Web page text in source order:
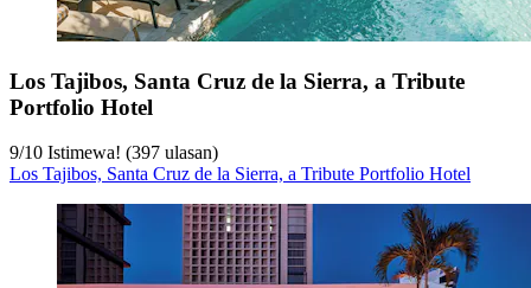
Los Tajibos, Santa Cruz de la Sierra, a Tribute
Portfolio Hotel
9/10 Istimewa! (397 ulasan)
Los Tajibos, Santa Cruz de la Sierra, a Tribute Portfolio Hotel